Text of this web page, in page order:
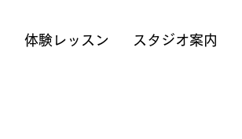
体験レッスン スタジオ案内